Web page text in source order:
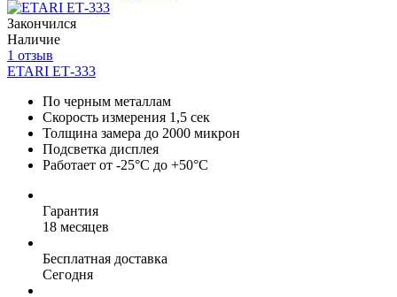
Закончился
Наличие
1 отзыв
ETARI ЕТ-333
По черным металлам
Скорость измерения 1,5 сек
Толщина замера до 2000 микрон
Подсветка дисплея
Работает от -25°C до +50°C
Гарантия
18 месяцев
Бесплатная доставка
Сегодня